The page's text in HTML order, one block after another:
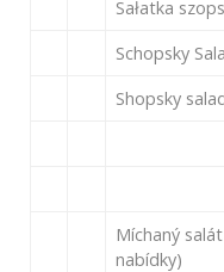
Sałatka
Schopsky
Shopsky
Míchaný
nabídky)